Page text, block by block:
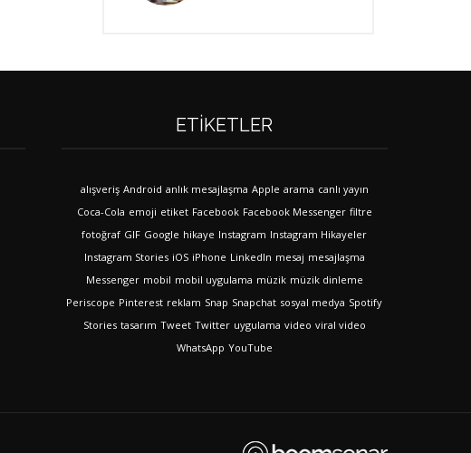
ETIKETLER
alışveriş Android anlık mesajlaşma Apple arama canlı yayın
Coca-Cola emoji etiket Facebook Facebook Messenger filtre
fotoğraf GIF Google hikaye Instagram Instagram Hikayeler
Instagram Stories iOS iPhone LinkedIn mesaj mesajlaşma
Messenger mobil mobil uygulama müzik müzik dinleme
Periscope Pinterest reklam Snap Snapchat sosyal medya Spotify
Stories tasarım Tweet Twitter uygulama video viral video
WhatsApp YouTube